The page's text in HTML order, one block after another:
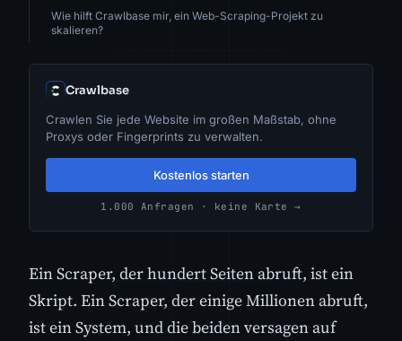
Wie hilft Crawlbase mir, ein Web-Scraping-Projekt zu
skalieren?
Crawlbase
Crawlen Sie jede Website im großen Maßstab, ohne
Proxys oder Fingerprints zu verwalten.
Kostenlos starten
1.000 Anfragen · keine Karte →
Ein Scraper, der hundert Seiten abruft, ist ein
Skript. Ein Scraper, der einige Millionen abruft,
ist ein System, und die beiden versagen auf